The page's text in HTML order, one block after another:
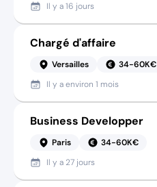
Il y a16 jours
Chargé d'affaire
Versailles
34-60K€
Il y aenviron 1 mois
Business Developper
Paris
34-60K€
Il y a 27 jours